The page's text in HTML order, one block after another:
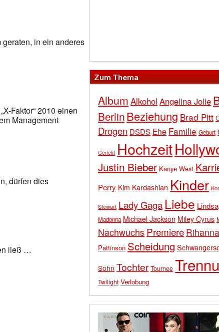
in ein anderes
Faktor“ 2010 einen
Management
dürfen dies
ließ …
Zum Thema
Album Alkohol Angelina Jolie
Berlin Beziehung Brad Pitt
Drogen DSDS Ehe Familie Geburt
Gericht Hochzeit
Justin Bieber Kanye West
Perry Kim Kardashian Kinder
Stewart Lady Gaga Liebe
Madonna Michael Jackson Miley Cyrus
Nachwuchs Premiere Rihanna
Pattinson Scheidung
Sohn Tochter Tournee
Twilight Verlobung